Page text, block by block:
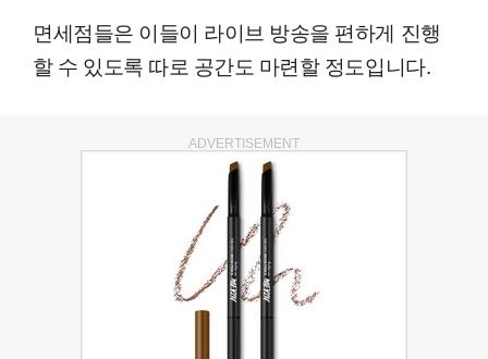
면세점들은 이들이 라이브 방송을 편하게 진행
할 수 있도록 따로 공간도 마련할 정도입니다.
ADVERTISEMENT